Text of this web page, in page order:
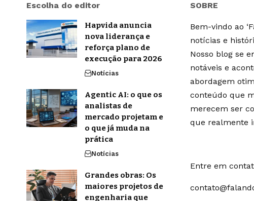
Escolha do editor
Hapvida anuncia
nova liderança e
reforça plano de
execução para 2026
Notícias
Agentic AI: o que os
analistas de
mercado projetam e
o que já muda na
prática
Notícias
Grandes obras: Os
maiores projetos de
engenharia que
SOBRE
Bem-vindo ao
notícias e
Nosso blog se
notáveis e
abordagem
conteúdo que
merecem ser
que realmente
Entre em